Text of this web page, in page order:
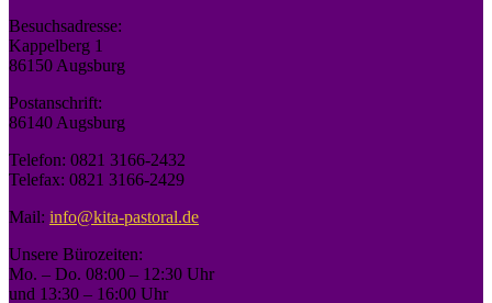
Besuchsadresse:
Kappelberg 1
86150 Augsburg
Postanschrift:
86140 Augsburg
Telefon: 0821 3166-2432
Telefax: 0821 3166-2429
Mail: info@kita-pastoral.de
Unsere Bürozeiten:
Mo. – Do. 08:00 – 12:30 Uhr
und 13:30 – 16:00 Uhr